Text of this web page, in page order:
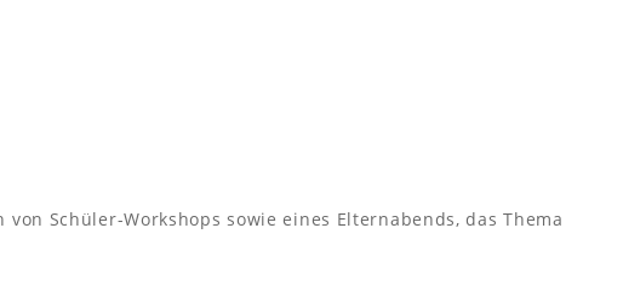
Schüler-Workshops sowie eines Elternabends, das Thema